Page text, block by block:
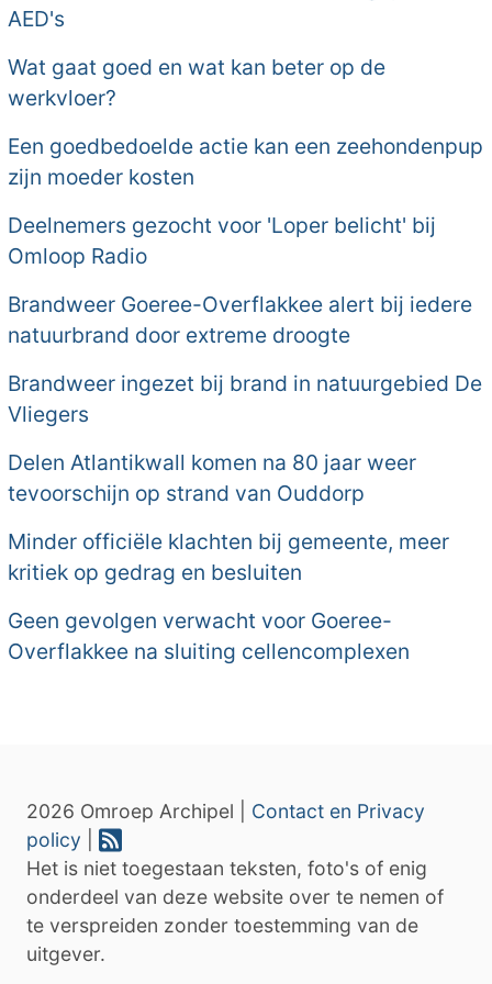
AED's
Wat gaat goed en wat kan beter op de
werkvloer?
Een goedbedoelde actie kan een zeehondenpup
zijn moeder kosten
Deelnemers gezocht voor 'Loper belicht' bij
Omloop Radio
Brandweer Goeree-Overflakkee alert bij iedere
natuurbrand door extreme droogte
Brandweer ingezet bij brand in natuurgebied De
Vliegers
Delen Atlantikwall komen na 80 jaar weer
tevoorschijn op strand van Ouddorp
Minder officiële klachten bij gemeente, meer
kritiek op gedrag en besluiten
Geen gevolgen verwacht voor Goeree-
Overflakkee na sluiting cellencomplexen
2026 Omroep Archipel | Contact en Privacy
policy
Het is niet toegestaan teksten, foto's of enig
onderdeel van deze website over te nemen of
te verspreiden zonder toestemming van de
uitgever.